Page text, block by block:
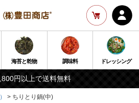
海苔と乾物 調味料 ドレッシング
円以上で送料無料
ちりとり鍋(中)